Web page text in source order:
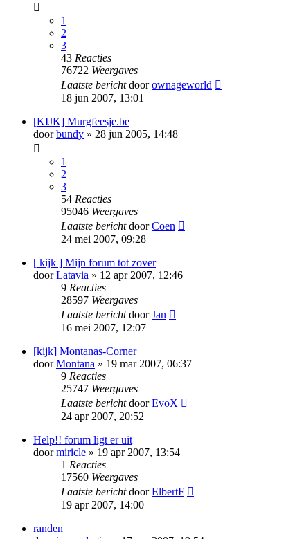
1
2
3
43 Reacties
76722 Weergaves
Laatste berichtdoorownageworld
18 jun 2007, 13:01
[KIJK] Murgfeesje.be
doorbundy » 28 jun 2005, 14:48
1
2
3
54 Reacties
95046 Weergaves
Laatste berichtdoorCoen
24 mei 2007, 09:28
[ kijk ] Mijn forum tot zover
doorLatavia » 12 apr 2007, 12:46
9 Reacties
28597 Weergaves
Laatste berichtdoorJan
16 mei 2007, 12:07
[kijk] Montanas-Corner
doorMontana » 19 mar 2007, 06:37
9 Reacties
25747 Weergaves
Laatste berichtdoorEvoX
24 apr 2007, 20:52
Help!! forum ligt er uit
doormiricle » 19 apr 2007, 13:54
1 Reacties
17560 Weergaves
Laatste berichtdoorElbertF
19 apr 2007, 14:00
randen